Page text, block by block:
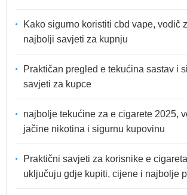
Kako sigurno koristiti cbd vape, vodič
najbolji savjeti za kupnju
Praktičan pregled e tekućina sastav i
savjeti za kupce
najbolje tekućine za e cigarete 2025,
jačine nikotina i sigurnu kupovinu
Praktični savjeti za korisnike e
uključuju gdje kupiti, cijene i najbolje